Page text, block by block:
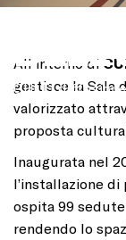
CULT!
All'interno di
gestisce la Sala
valorizzato
proposta
Inaugurata nel
l’installazione
ospita 99
rendendo lo